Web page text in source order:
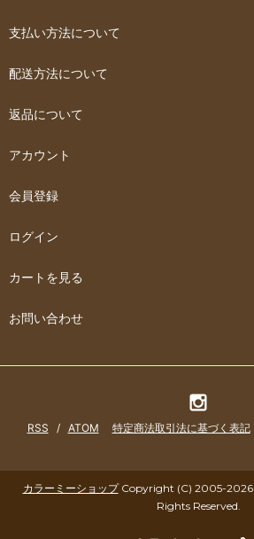
支払い方法について
配送方法について
返品について
アカウント
会員登録
ログイン
カートを見る
お問い合わせ
RSS / ATOM 特定商法取引法に基づく表記
カラーミーショップCopyright (C) 2005-2026
Rights Reserved.